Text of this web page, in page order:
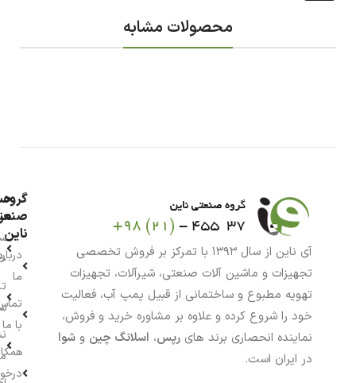
محصولات مشابه
آی ناین از سال ۱۳۹۳ با تمرکز بر فروش تخصصی
تجهیزات و ماشین آلات صنعتی، شیرآلات، تجهیزات
تهویه مطبوع و ساختمانی از قبیل پمپ آب، فعالیت
خود را شروع کرده و علاوه بر مشاوره خرید و فروش،
نماینده انحصاری برند های رپس، اسلانگ چین و شوا
در ایران است.
گروه
ناین
ما
با ما